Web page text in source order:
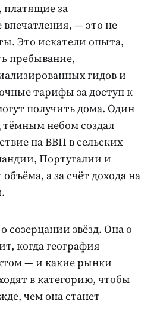
за
— это не
Это искатели опыта,
пребывание,
гидов и
тарифы за доступ к
получить дома. Один
тёмным небом создал
на ВВП в сельских
Португалии и
а за счёт дохода на
созерцании звёзд. Она о
когда география
— и какие рынки
в категорию, чтобы
чем она станет